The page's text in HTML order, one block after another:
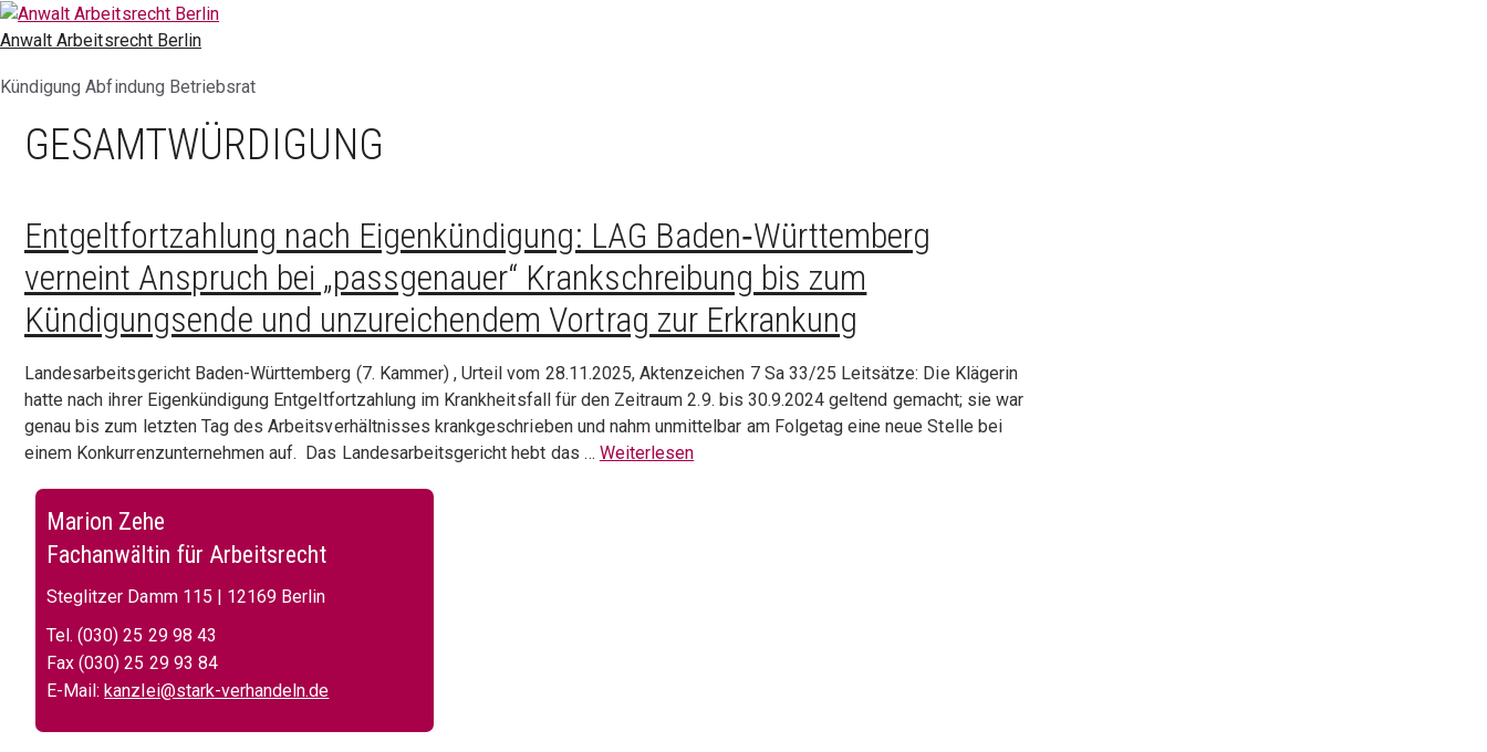
Zum
Inhalt
Anwalt Arbeitsrecht Berlin
Kündigung Abfindung Betriebsrat
GESAMTWÜRDIGUNG
Entgeltfortzahlung nach Eigenkündigung: LAG Baden‑Württemberg
verneint Anspruch bei „passgenauer“ Krankschreibung bis zum
Kündigungsende und unzureichendem Vortrag zur Erkrankung
Landesarbeitsgericht Baden-Württemberg (7. Kammer) , Urteil vom 28.11.2025, Aktenzeichen 7 Sa 33/25 Leitsätze: Die Klägerin
hatte nach ihrer Eigenkündigung Entgeltfortzahlung im Krankheitsfall für den Zeitraum 2.9. bis 30.9.2024 geltend gemacht; sie war
genau bis zum letzten Tag des Arbeitsverhältnisses krankgeschrieben und nahm unmittelbar am Folgetag eine neue Stelle bei
einem Konkurrenzunternehmen auf. Das Landesarbeitsgericht hebt das … Weiterlesen
Marion Zehe
Fachanwältin für Arbeitsrecht
Steglitzer Damm 115 | 12169 Berlin
Tel. (030) 25 29 98 43
Fax (030) 25 29 93 84
E-Mail:kanzlei@stark-verhandeln.de